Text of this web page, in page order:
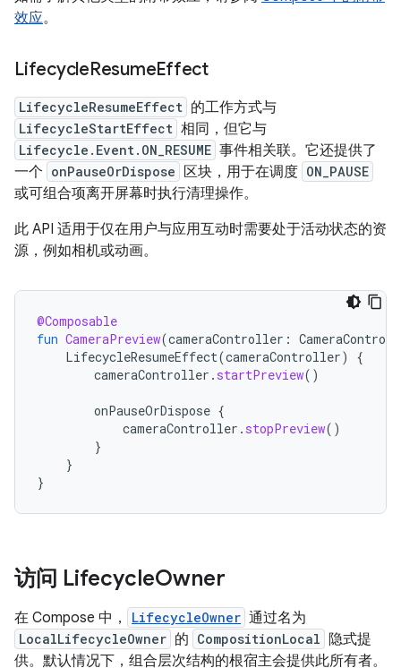
效应。
LifecycleResumeEffect
LifecycleResumeEffect 的工作方式与
LifecycleStartEffect 相同，但它与
Lifecycle.Event.ON_RESUME 事件相关联。它还提供了
一个 onPauseOrDispose 区块，用于在调度 ON_PAUSE
或可组合项离开屏幕时执行清理操作。
此 API 适用于仅在用户与应用互动时需要处于活动状态的资
源，例如相机或动画。
@Composable
fun CameraPreview(cameraController :
LifecycleResumeEffect(cameraController)
{
cameraController . startPreview()
onPauseOrDispose {
cameraController . stopPreview()
}
}
}
访问 LifecycleOwner
在 Compose 中， LifecycleOwner 通过名为
LocalLifecycleOwner 的 CompositionLocal
隐式提
供。默认情况下，组合层次结构的根宿主会提供此所有者。